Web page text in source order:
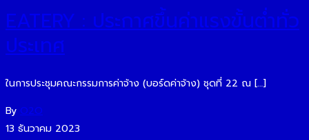
EATERY : ประกาศขึ้นค่าแรงขั้นต่ำทั่ว
ประเทศ
ในการประชุมคณะกรรมการค่าจ้าง (บอร์ดค่าจ้าง) ชุดที่ 22 ณ […]
By O2O
13 ธันวาคม 2023